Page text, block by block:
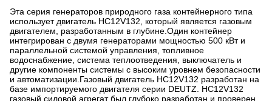
Эта серия генераторов природного газа контейнерного типа
использует двигатель HC12V132, который является газовым
двигателем, разработанным в глубине.Один контейнер
интегрирован с двумя генераторами мощностью 500 кВт и
параллельной системой управления, топливное
водоснабжение, система теплоотведения, выключатель и
другие компоненты системы с высоким уровнем безопасности
и автоматизации.Газовый двигатель HC12V132 разработан на
базе импортируемого двигателя серии DEUTZ. HC12V132
газовый силовой агрегат был глубоко разработан и проверен